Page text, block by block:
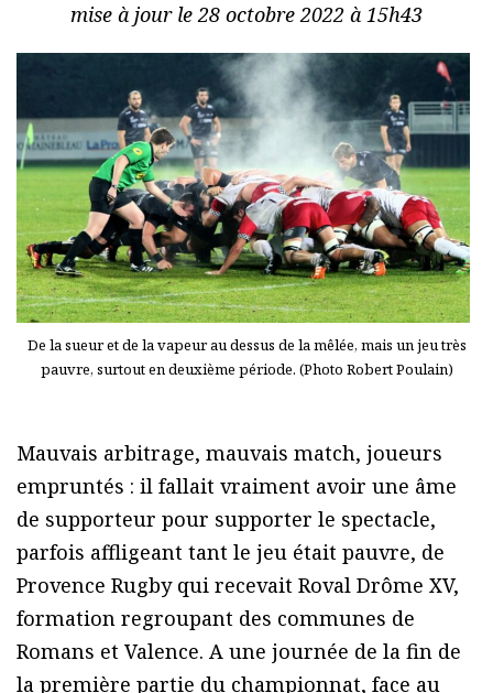
mise à jour le 28 octobre 2022 à 15h43
De la sueur et de la vapeur au dessus de la mêlée, mais un jeu très
pauvre, surtout en deuxième période. (Photo Robert Poulain)
Mauvais arbitrage, mauvais match, joueurs
empruntés : il fallait vraiment avoir une âme
de supporteur pour supporter le spectacle,
parfois affligeant tant le jeu était pauvre, de
Provence Rugby qui recevait Roval Drôme XV,
formation regroupant des communes de
Romans et Valence. A une journée de la fin de
la première partie du championnat, face au